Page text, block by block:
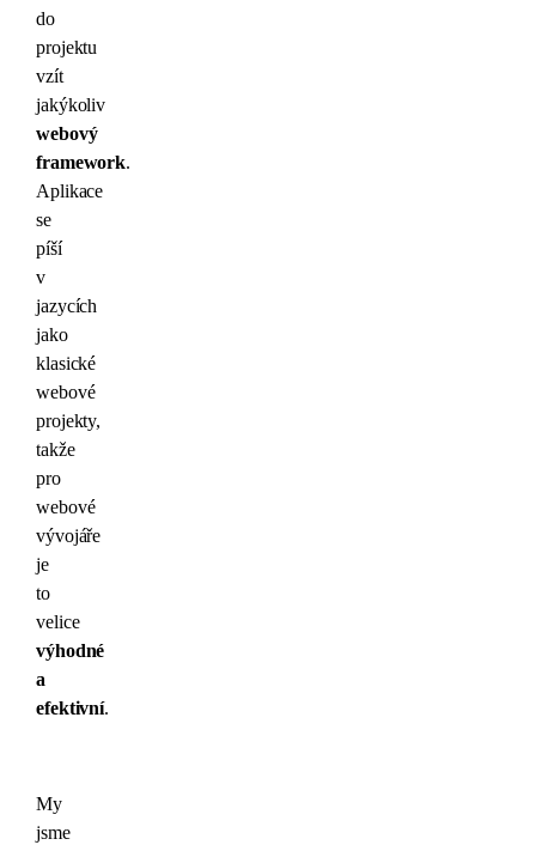
do
projektu
vzít
jakýkoliv
webový
framework.
Aplikace
se
píší
v
jazycích
jako
klasické
webové
projekty,
takže
pro
webové
vývojáře
je
to
velice
výhodné
a
efektivní.
My
jsme